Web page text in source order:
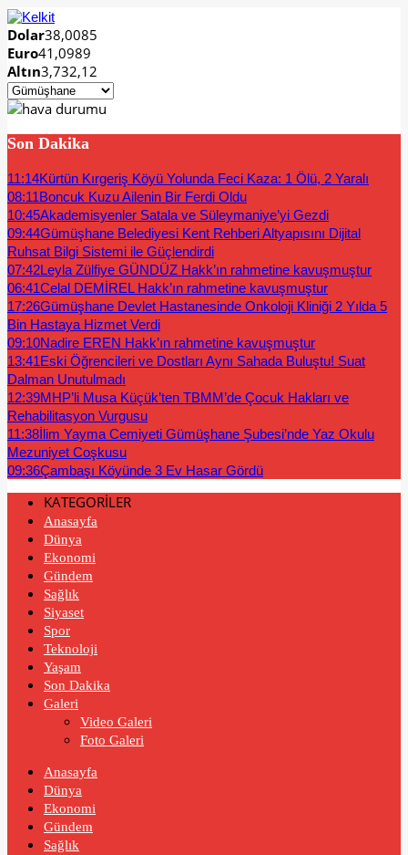
Dolar38,0085
Euro41,0989
Altın3,732,12
Son Dakika
11:14Kürtün Kırgeriş Köyü Yolunda Feci Kaza: 1 Ölü, 2 Yaralı
08:11Boncuk Kuzu Ailenin Bir Ferdi Oldu
10:45Akademisyenler Satala ve Süleymaniye’yi Gezdi
09:44Gümüşhane Belediyesi Kent Rehberi Altyapısını Dijital
Ruhsat Bilgi Sistemi ile Güçlendirdi
07:42Leyla Zülfiye GÜNDÜZ Hakk’ın rahmetine kavuşmuştur
06:41Celal DEMİREL Hakk’ın rahmetine kavuşmuştur
17:26Gümüşhane Devlet Hastanesinde Onkoloji Kliniği 2 Yılda 5
Bin Hastaya Hizmet Verdi
09:10Nadire EREN Hakk’ın rahmetine kavuşmuştur
13:41Eski Öğrencileri ve Dostları Aynı Sahada Buluştu! Suat
Dalman Unutulmadı
12:39MHP’li Musa Küçük’ten TBMM’de Çocuk Hakları ve
Rehabilitasyon Vurgusu
11:38İlim Yayma Cemiyeti Gümüşhane Şubesi’nde Yaz Okulu
Mezuniyet Coşkusu
09:36Çambaşı Köyünde 3 Ev Hasar Gördü
KATEGORİLER
Anasayfa
Dünya
Ekonomi
Gündem
Sağlık
Siyaset
Spor
Teknoloji
Yaşam
Son Dakika
Galeri
Video Galeri
Foto Galeri
Anasayfa
Dünya
Ekonomi
Gündem
Sağlık